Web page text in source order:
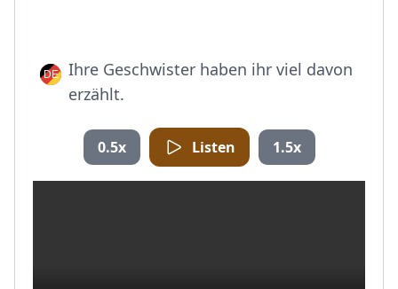
Ihre Geschwister haben ihr viel davon
erzählt.
0.5x Listen 1.5x